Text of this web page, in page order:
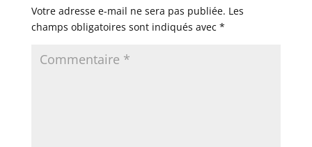
Votre adresse e-mail ne sera pas publiée. Les
champs obligatoires sont indiqués avec *